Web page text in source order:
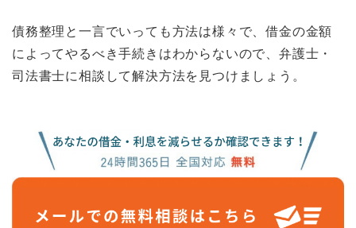
債務整理と一言でいっても方法は様々で、借金の金額
によってやるべき手続きはわからないので、弁護士・
司法書士に相談して解決方法を見つけましょう。